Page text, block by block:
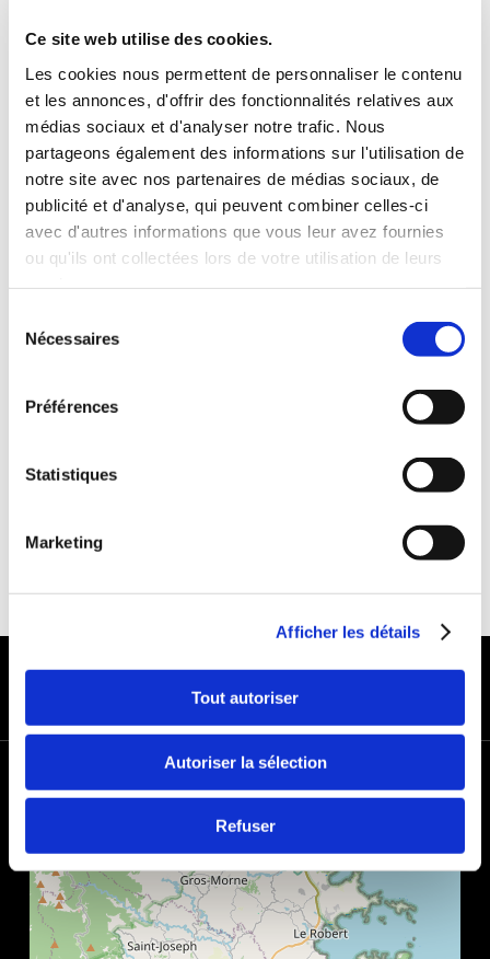
Ce site web utilise des cookies.
Les cookies nous permettent de personnaliser le contenu
et les annonces, d'offrir des fonctionnalités relatives aux
médias sociaux et d'analyser notre trafic. Nous
partageons également des informations sur l'utilisation de
notre site avec nos partenaires de médias sociaux, de
publicité et d'analyse, qui peuvent combiner celles-ci
avec d'autres informations que vous leur avez fournies
ou qu'ils ont collectées lors de votre utilisation de leurs
Nécessaires
Préférences
Statistiques
Marketing
Afficher les détails
Tout autoriser
Autoriser la sélection
Refuser
INCLUS À LA LOCATION
Killométrage illimité
Assurance tous risques (hors franchise)
Carburant : plein à rendre plein
CONDITIONS DE LOCATION
ASSURANCE
Franchise :1000 €